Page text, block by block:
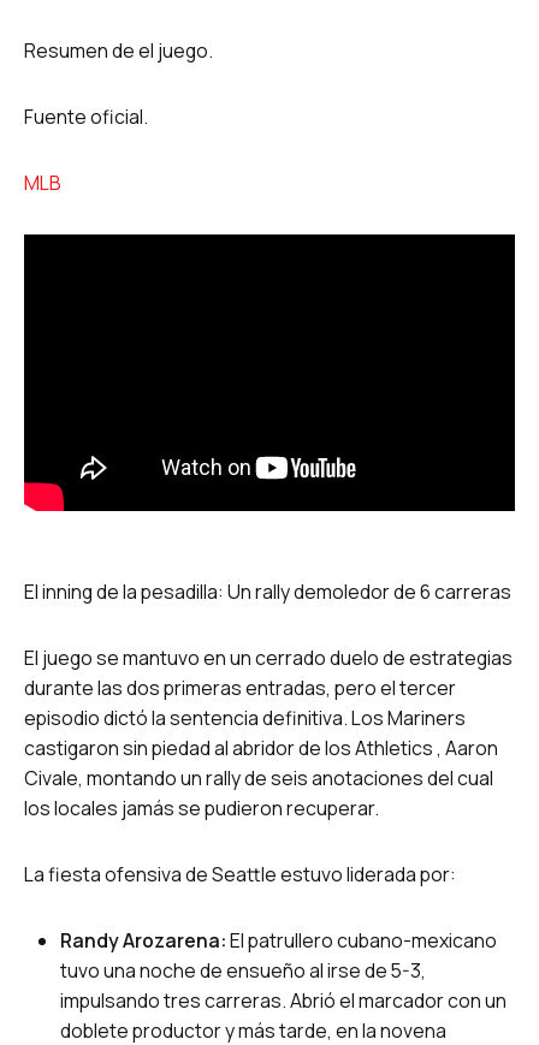
Resumen de el juego.
Fuente oficial.
MLB
El inning de la pesadilla: Un rally demoledor de 6 carreras
El juego se mantuvo en un cerrado duelo de estrategias
durante las dos primeras entradas, pero el tercer
episodio dictó la sentencia definitiva. Los Mariners
castigaron sin piedad al abridor de los Athletics , Aaron
Civale, montando un rally de seis anotaciones del cual
los locales jamás se pudieron recuperar.
La fiesta ofensiva de Seattle estuvo liderada por:
Randy Arozarena:El patrullero cubano-mexicano
tuvo una noche de ensueño al irse de 5-3,
impulsando tres carreras. Abrió el marcador con un
doblete productor y más tarde, en la novena